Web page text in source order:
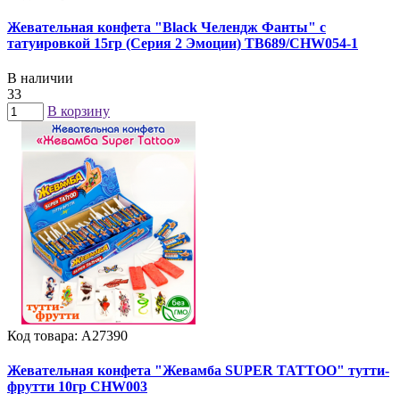
Жевательная конфета "Black Челендж Фанты" с
татуировкой 15гр (Серия 2 Эмоции) TB689/CHW054-1
В наличии
33
В корзину
Код товара: А27390
Жевательная конфета "Жевамба SUPER TATTOO" тутти-
фрутти 10гр CHW003